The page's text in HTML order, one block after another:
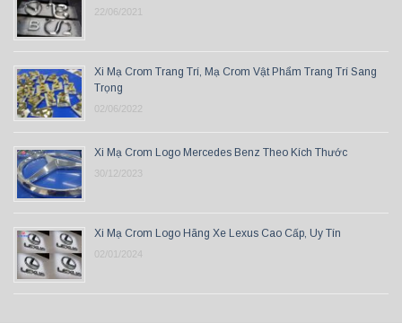
22/06/2021
Xi Mạ Crom Trang Trí, Mạ Crom Vật Phẩm Trang Trí Sang
Trọng
02/06/2022
Xi Mạ Crom Logo Mercedes Benz Theo Kích Thước
30/12/2023
Xi Mạ Crom Logo Hãng Xe Lexus Cao Cấp, Uy Tín
02/01/2024